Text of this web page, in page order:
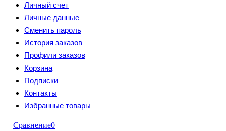
Личный счет
Личные данные
Сменить пароль
История заказов
Профили заказов
Корзина
Подписки
Контакты
Избранные товары
Сравнение0